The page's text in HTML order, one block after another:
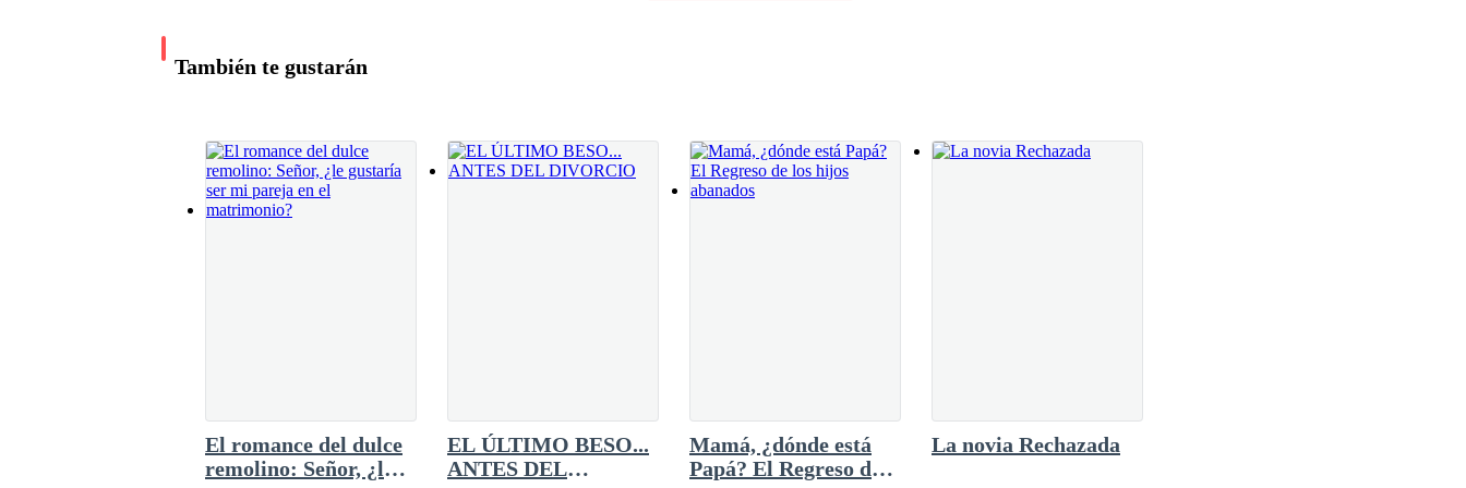
relajaran. Habían sido días de intenso trabajo en su empresa, y además en su mente se
desnudo hasta su habitación, una enorme habitación con muebles elegidos por Megan
También te gustarán
El romance del dulce
remolino: Señor, ¿le
EL ÚLTIMO BESO...
ANTES DEL
Mamá, ¿dónde está
Papá? El Regreso de
La novia Rechazada